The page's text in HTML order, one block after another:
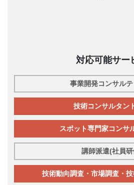
対応可能サー
事業開発コンサル
技術コンサルタン
スポット専門家コンサ
講師派遣(社員
技術動向調査・市場調査・